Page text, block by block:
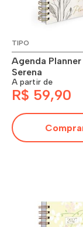
TIPO
Agenda
Serena
A partir de
R$ 59,90